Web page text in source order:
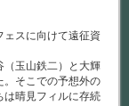
ェスに向けて遠征資
（玉山鉄二）と大輝
。そこでの予想外の
は晴見フィルに存続